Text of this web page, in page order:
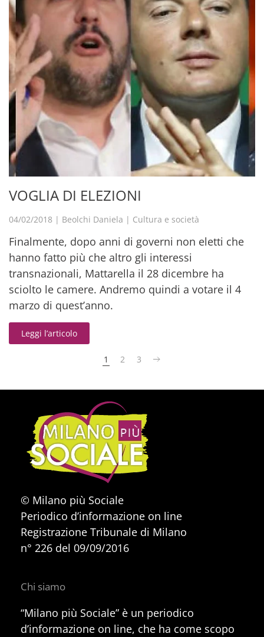
VOGLIA DI ELEZIONI
04/02/2018 | Beolchi Daniela | Cultura e società
Finalmente, dopo anni di governi non eletti che
hanno fatto più che altro gli interessi
transnazionali, Mattarella il 28 dicembre ha
sciolto le camere. Andremo quindi a votare il 4
marzo di quest’anno.
Leggi l’articolo
1 2 3
© Milano più Sociale
Periodico d’informazione on line
Registrazione Tribunale di Milano
n° 226 del 09/09/2016
Chi siamo
“Milano più Sociale” è un periodico
d’informazione on line, che ha come scopo